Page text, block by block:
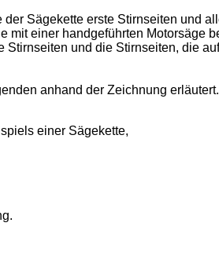
Sägekette erste Stirnseiten und
mit einer handgeführten Motorsäge
Stirnseiten und die Stirnseiten, die
anhand der Zeichnung
einer Sägekette,